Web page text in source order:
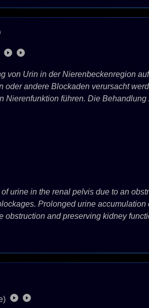
von Urin in der Nierenbeckenregion
oder andere Blockaden verursacht
Nierenfunktion führen. Die
urine in the renal pelvis due to an
Prolonged urine
obstruction and preserving kidney